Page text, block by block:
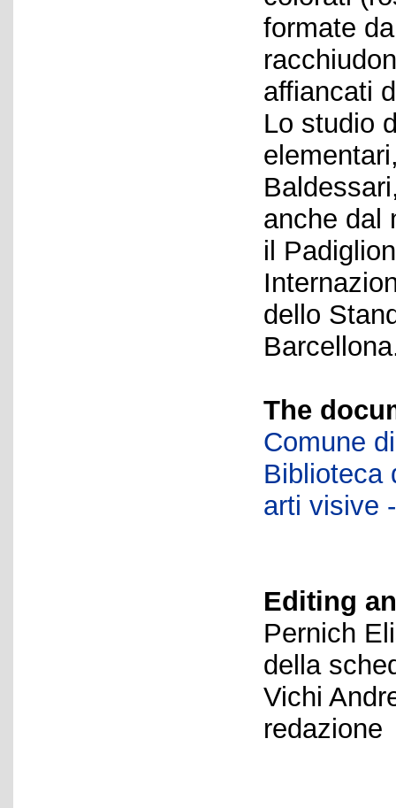
formate
affiancati
Lo studio
anche dal
il
dello
The
Comune
Biblioteca
arti visive
Editing
Pernich
della
Vichi
redazione